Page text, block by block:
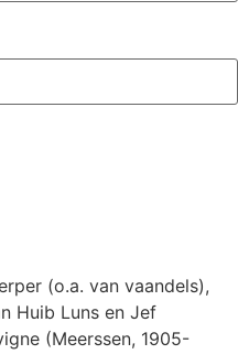
(o.a. van vaandels),
Huib Luns en Jef
(Meerssen, 1905-